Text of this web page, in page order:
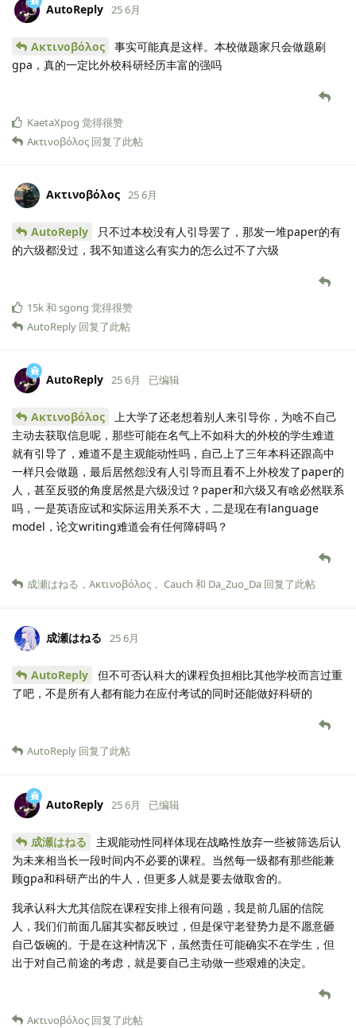
AutoReply 25 6月
Ακτινοβόλος
事实可能真是这样。本校做题家只会做题刷
gpa，真的一定比外校科研经历丰富的强吗
KaetaXpog 觉得很赞
Ακτινοβόλος 回复了此帖
Ακτινοβόλος 25 6月
AutoReply
只不过本校没有人引导罢了，那发一堆paper的有
的六级都没过，我不知道这么有实力的怎么过不了六级
15k和 sgong 觉得很赞
AutoReply 回复了此帖
AutoReply 25 6月 已编辑
Ακτινοβόλος
上大学了还老想着别人来引导你，为啥不自己
主动去获取信息呢，那些可能在名气上不如科大的外校的学生难道
就有引导了，难道不是主观能动性吗，自己上了三年本科还跟高中
一样只会做题，最后居然怨没有人引导而且看不上外校发了paper的
人，甚至反驳的角度居然是六级没过？paper和六级又有啥必然联系
吗，一是英语应试和实际运用关系不大，二是现在有language
model，论文writing难道会有任何障碍吗？
成瀬はねる ， Ακτινοβόλος ， Cauch 和 Da_Zuo_Da 回复了此帖
成瀬はねる 25 6月
AutoReply
但不可否认科大的课程负担相比其他学校而言过重
了吧，不是所有人都有能力在应付考试的同时还能做好科研的
AutoReply 回复了此帖
AutoReply 25 6月 已编辑
成瀬はねる
主观能动性同样体现在战略性放弃一些被筛选后认
为未来相当长一段时间内不必要的课程。当然每一级都有那些能兼
顾gpa和科研产出的牛人，但更多人就是要去做取舍的。
我承认科大尤其信院在课程安排上很有问题，我是前几届的信院
人，我们们前面几届其实都反映过，但是保守老登势力是不愿意砸
自己饭碗的。于是在这种情况下，虽然责任可能确实不在学生，但
出于对自己前途的考虑，就是要自己主动做一些艰难的决定。
Ακτινοβόλος 回复了此帖